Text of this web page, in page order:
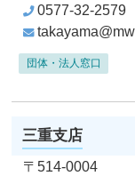
0577-32-2579
団体・法人窓口
三重支店
〒514-0004